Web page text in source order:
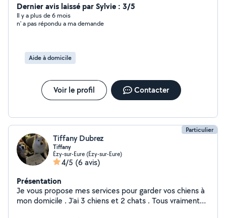
chambre d'hôtes
Dernier avis laissé par Sylvie : 3/5
Il y a plus de 6 mois
n' a pas répondu a ma demande
Aide à domicile
Voir le profil Contacter
Particulier
Tiffany Dubrez
Tiffany
Ézy-sur-Eure (Ézy-sur-Eure)
4/5 (6 avis)
Présentation
Je vous propose mes services pour garder vos chiens à
mon domicile . J'ai 3 chiens et 2 chats . Tous vraiment